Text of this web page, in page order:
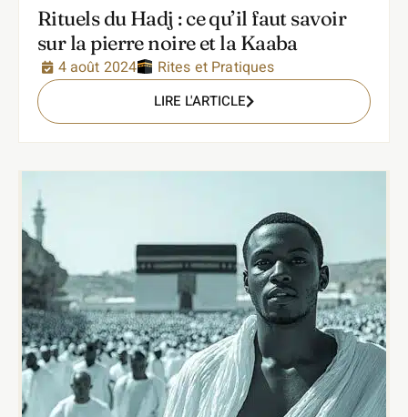
Rituels du Hadj : ce qu’il faut savoir
sur la pierre noire et la Kaaba
4 août 2024 Rites et Pratiques
LIRE L'ARTICLE